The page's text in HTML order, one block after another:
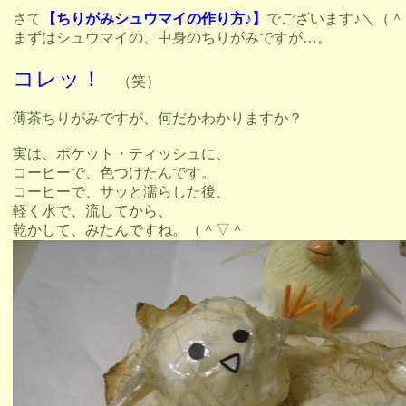
さて 【ちりがみシュウマイの作り方♪】 でございます♪＼（
まずはシュウマイの、中身のちりがみですが…。
コレッ！ （笑）
薄茶ちりがみですが、何だかわかりますか？
実は、ポケット・ティッシュに、
コーヒーで、色つけたんです。
コーヒーで、サッと濡らした後、
軽く水で、流してから、
乾かして、みたんですね。（＾▽＾